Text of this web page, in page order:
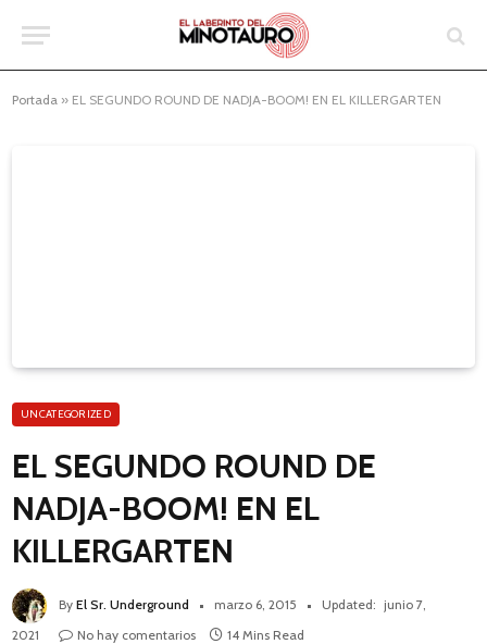
Portada » EL SEGUNDO ROUND DE NADJA-BOOM! EN EL KILLERGARTEN
UNCATEGORIZED
EL SEGUNDO ROUND DE
NADJA-BOOM! EN EL
KILLERGARTEN
By El Sr. Underground marzo 6, 2015 Updated: junio 7,
2021
No hay comentarios 14 Mins Read